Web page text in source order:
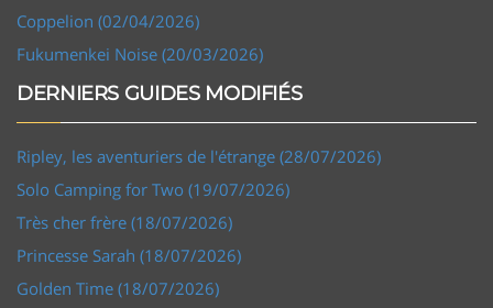
Coppelion (02/04/2026)
Fukumenkei Noise (20/03/2026)
DERNIERS GUIDES MODIFIÉS
Ripley, les aventuriers de l'étrange (28/07/2026)
Solo Camping for Two (19/07/2026)
Très cher frère (18/07/2026)
Princesse Sarah (18/07/2026)
Golden Time (18/07/2026)